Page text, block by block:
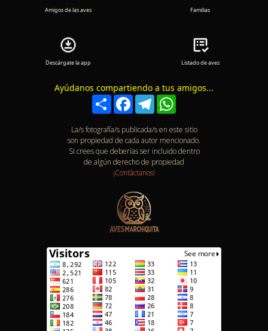
Amigos de las aves Familias
Descárgate la app Listado de aves
Ayúdanos compartiendo a tus amigos...
Compartir
Facebook
Telegram
La/s fotografía/s publicada/s en este sitio
son propiedad de cada autor mencionado.
Si crees que deberías ser incluido dentro
de algún derecho de propiedad
¡Contáctanos!